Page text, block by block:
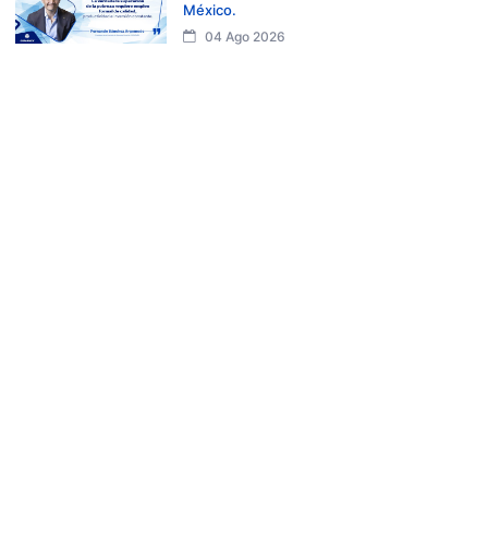
México.
04 Ago 2026